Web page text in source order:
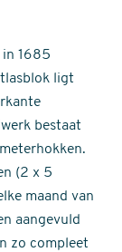
1685
ligt
bestaat
(2 x 5
maand van
aangevuld
zo compleet